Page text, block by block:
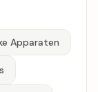
Apparaten